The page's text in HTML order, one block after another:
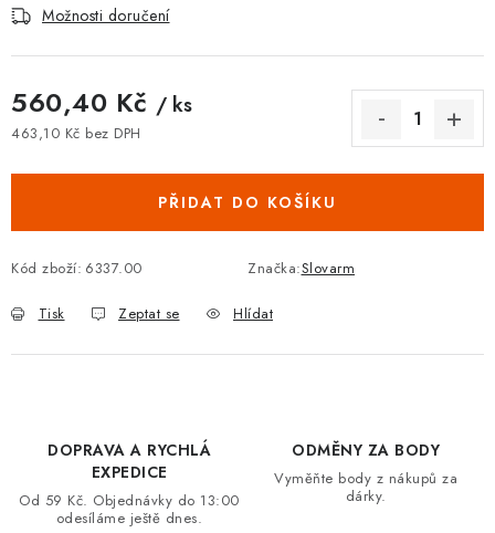
🚚 STAV OBJEDNÁVKY
VRÁCENÍ ZBOŽÍ A REKLAMACE
MOJE OBJEDNÁVKA
ZNAČKY
Podmínky ochrany osobních údajů
Moje objednávka
Možnosti doručení
560,40 Kč / ks
463,10 Kč bez DPH
PŘIDAT DO KOŠÍKU
Kód zboží: 6337.00 Značka:Slovarm
Tisk Zeptat se Hlídat
DOPRAVA A RYCHLÁ
EXPEDICE
Od 59 Kč. Objednávky do 13:00
odesíláme ještě dnes.
ODMĚNY ZA BODY
Vyměňte body z nákupů za
dárky.